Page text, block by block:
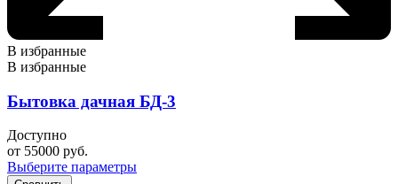
В избранные
В избранные
Бытовка дачная БД-3
Доступно
от 55000 руб.
Выберите параметры